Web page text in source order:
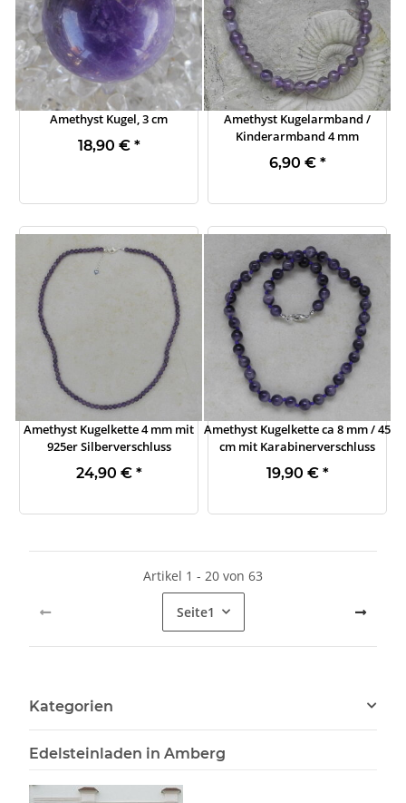
Amethyst Kugel, 3 cm
18,90 € *
Amethyst Kugelarmband /
Kinderarmband 4 mm
6,90 € *
Amethyst Kugelkette 4 mm mit
925er Silberverschluss
24,90 € *
Amethyst Kugelkette ca 8 mm / 45
cm mit Karabinerverschluss
19,90 € *
Artikel 1 - 20 von 63
Seite1
Kategorien
Edelsteinladen in Amberg